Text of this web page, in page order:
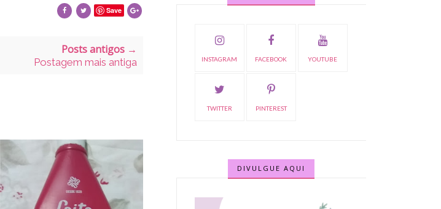
Save
Posts antigos →
Postagem mais antiga INSTAGRAM FACEBOOK YOUTUBE
TWITTER PINTEREST
DIVULGUE AQUI